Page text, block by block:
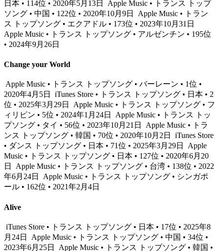
日本 • 114位 • 2020年5月13日
Apple Music • トランス トップ
ソング • 中国 • 122位 • 2020年10月9日
Apple Music • トラン
ス トップソング • エクアドル • 173位 • 2023年10月31日
Apple Music • トランス トップソング • アルゼンチン • 195位
• 2024年9月26日
Change your World
Apple Music • トランス トップソング • バーレーン • 1位 •
2020年4月5日
iTunes Store • トランス トップソング • 日本 • 2
位 • 2025年3月29日
Apple Music • トランス トップソング • フ
ィリピン • 5位 • 2024年1月24日
Apple Music • トランス トッ
プソング • タイ • 56位 • 2023年10月21日
Apple Music • トラ
ンス トップソング • 韓国 • 70位 • 2020年10月2日
iTunes Store
• ダンス トップソング • 日本 • 71位 • 2025年3月29日
Apple
Music • トランス トップソング • 日本 • 127位 • 2020年6月20
日
Apple Music • トランス トップソング • 台湾 • 138位 • 2022
年6月24日
Apple Music • トランス トップソング • シンガポ
ール • 162位 • 2021年2月4日
Alive
iTunes Store • トランス トップソング • 日本 • 17位 • 2025年8
月24日
Apple Music • トランス トップソング • 中国 • 34位 •
2023年6月25日
Apple Music • トランス トップソング • 韓国 •